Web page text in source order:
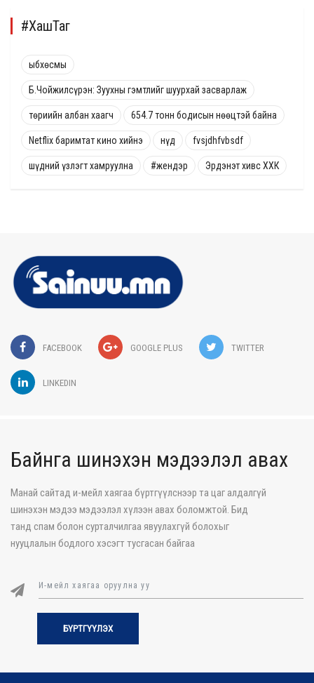
#ХашТаг
ыбхөсмы
Б.Чойжилсүрэн: Зуухны гэмтлийг шуурхай засварлаж
төриийн албан хаагч 654.7 тонн бодисын нөөцтэй байна
Netflix баримтат кино хийнэ нүд fvsjdhfvbsdf
шүдний үзлэгт хамруулна #жендэр Эрдэнэт хивс ХХК
FACEBOOK GOOGLE PLUS TWITTER
LINKEDIN
Байнга шинэхэн мэдээлэл авах
Манай сайтад и-мейл хаягаа бүртгүүлснээр та цаг алдалгүй
шинэхэн мэдээ мэдээлэл хүлээн авах боломжтой. Бид
танд спам болон сурталчилгаа явуулахгүй болохыг
нууцлалын бодлого хэсэгт тусгасан байгаа
БҮРТГҮҮЛЭХ